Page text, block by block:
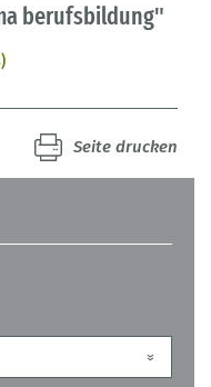
berufsbildung"
Seite drucken